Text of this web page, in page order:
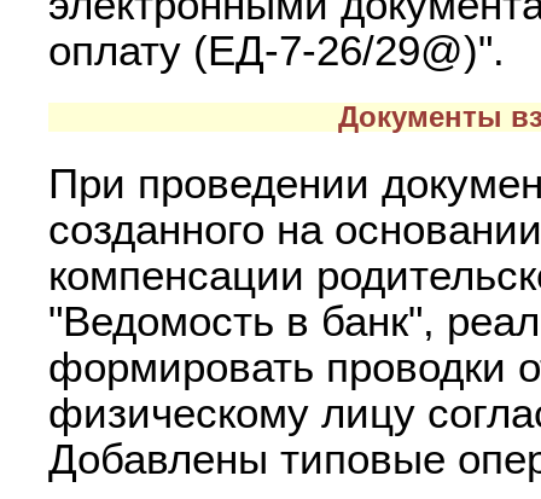
оплату (ЕД-7-26/29@)".
Документы
При проведении
созданного на
компенсации
"Ведомость в банк",
формировать проводки
физическому лицу
Добавлены типовые